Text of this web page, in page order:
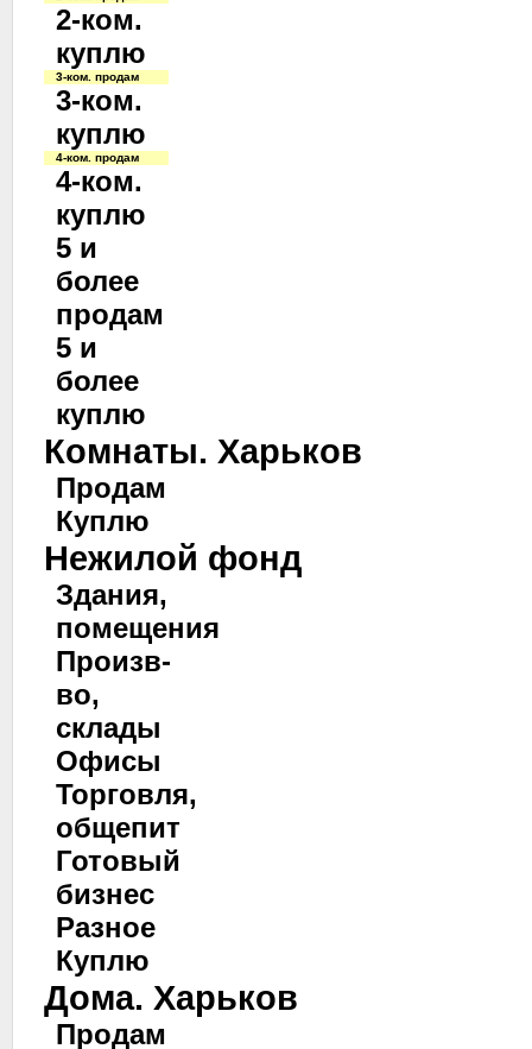
2-ком.
куплю
3-ком. продам
3-ком.
куплю
4-ком. продам
4-ком.
куплю
5 и
более
продам
5 и
более
куплю
Комнаты. Харьков
Продам
Куплю
Нежилой фонд
Здания,
помещения
Произв-
во,
склады
Офисы
Торговля,
общепит
Готовый
бизнес
Разное
Куплю
Дома. Харьков
Продам